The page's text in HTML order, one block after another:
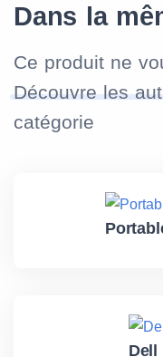
Dans la
Ce produit ne
Découvre les
catégorie
Dell